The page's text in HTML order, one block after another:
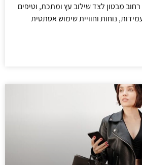
רחוב מבטון לצד שילוב עץ ומתכת, וטיפים
נוחות וחוויית שימוש אסתטית